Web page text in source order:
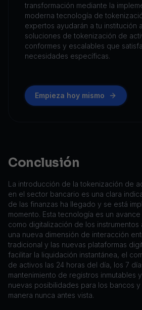
transformación mediante la
moderna tecnología de
expertos ayudarán a tu institución
soluciones de tokenización de
conformes y escalables que
necesidades específicas.
Empieza hoy mismo
Conclusión
La introducción de la tokenización de
en el sector bancario es una clara
de las finanzas ha llegado y se está
momento. Esta tecnología es un
como digitalización de los instrumentos
una nueva dimensión de interacción
tradicional y las nuevas plataformas
facilitar la liquidación instantánea, el
de activos las 24 horas del día, los 7
mantenimiento de registros inmutables
nuevas posibilidades para los bancos
manera nunca antes vista.